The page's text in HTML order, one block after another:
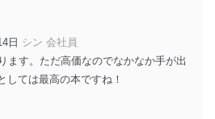
セス等の防止
扱う機器等のオペレーティング
り扱う機器等にセキュリティ対策
導入し、自動更新 機能等の活用
日 シン 会社員
ます。ただ高価なのでなかなか手が出
ては最高の本ですね！